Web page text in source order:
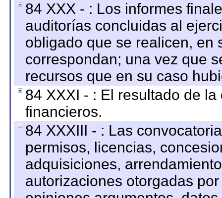
84 XXX - : Los informes
auditorías concluidas al
obligado que se realicen, en
correspondan; una vez que
recursos que en su caso
84 XXXI - : El resultado de
financieros.
84 XXXIII - : Las
permisos, licencias,
adquisiciones,
autorizaciones otorgadas